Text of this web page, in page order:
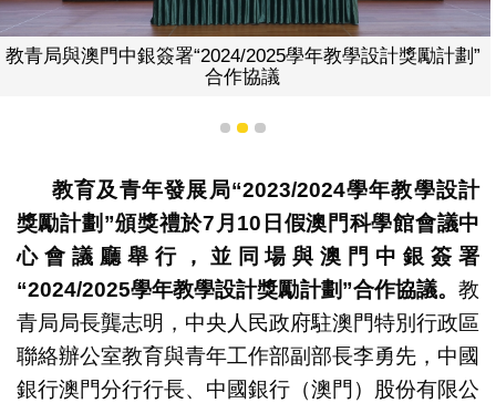
教青局與澳門中銀簽署“2024/2025學年教學設計獎勵計劃”
合作協議
1 2 3
教育及青年發展局“2023/2024學年教學設計
獎勵計劃 ”頒獎禮於7 月 10 日假澳門科學館會議中
心會議廳舉行，並同場與澳門中銀簽署
“2024/2025學年教學設計獎勵計劃”合作協議。教
青局局長龔志明，中央人民政府駐澳門特別行政區
聯絡辦公室教育與青年工作部副部長李勇先，中國
銀行澳門分行行長、中國銀行（澳門）股份有限公